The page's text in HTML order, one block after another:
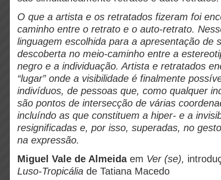
O que a artista e os retratados fizeram foi
caminho entre o retrato e o auto-retrato.
linguagem escolhida para a apresentação de
descoberta no meio-caminho entre a
negro e a individuação. Artista e retratados
“lugar” onde a visibilidade é finalmente
indivíduos, de pessoas que, como qualquer
são pontos de intersecção de várias
incluíndo as que constituem a hiper- e a
resignificadas e, por isso, superadas, no
na expressão.
Miguel Vale de Almeidaem Ver (se),
Luso-Tropicália de Tatiana Macedo